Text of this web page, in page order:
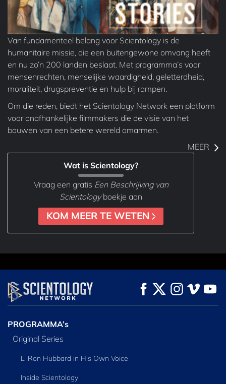
Van fundamenteel belang voor Scientology is de
humanitaire missie, die een buitengewone omvang heeft
en nu zo’n 200 landen beslaat. Met programma’s voor
mensenrechten, menselijke waardigheid, geletterdheid,
moraliteit, drugspreventie en hulp bij rampen.
Om die reden, biedt het Scientology Network een platform
voor onafhankelijke filmmakers die de visie van het
bouwen van een betere wereld omarmen.
MEER
Wat is Scientology?
Vraag een gratis Een Beschrijving van
Scientologyboekje aan
KOM MEER TE WETEN
PROGRAMMA’s
Original Series
L. Ron Hubbard in His Own Voice
Inside Scientology